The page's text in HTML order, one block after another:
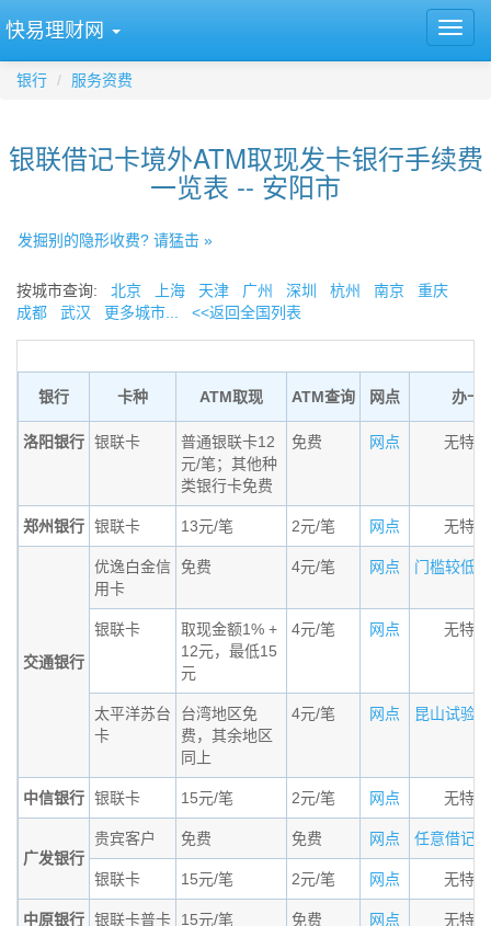
快易理财网
银行 服务资费
银联借记卡境外ATM取现发卡银行手续费
一览表 -- 安阳市
发掘别的隐形收费? 请猛击 »
按城市查询: 北京 上海 天津 广州 深圳 杭州 南京
重庆
成都
武汉 更多城市... <<返回全国列表
银行 卡种 ATM取现 ATM查询 网点 办卡
洛阳银行 银联卡
普通银联卡12
元/笔；其他种
类银行卡免费
免费 网点 无特
郑州银行 银联卡 13元/笔 2元/笔 网点 无特
交通银行
优逸白金信
用卡
免费 4元/笔 网点 门槛较低
银联卡
取现金额1% +
12元，最低15
元
4元/笔 网点 无特
太平洋苏台
卡
台湾地区免
费，其余地区
同上
4元/笔 网点 昆山试验
中信银行 银联卡 15元/笔 2元/笔 网点 无特
广发银行
贵宾客户 免费 免费 网点 任意借记
银联卡 15元/笔 2元/笔 网点 无特
中原银行 银联卡普卡 15元/笔 免费 网点 无特